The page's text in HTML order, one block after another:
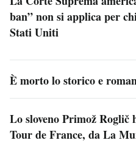
ban” non si applica per
Stati Uniti
È morto lo storico e
Lo sloveno Primož Roglič
Tour de France, da La